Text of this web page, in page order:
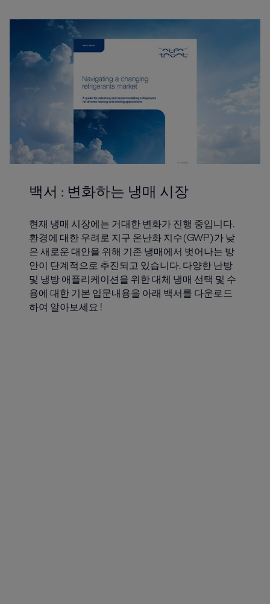
백서 : 변화하는 냉매 시장
현재 냉매 시장에는 거대한 변화가 진행 중입니다.
환경에 대한 우려로 지구 온난화 지수(GWP)가 낮
은 새로운 대안을 위해 기존 냉매에서 벗어나는 방
안이 단계적으로 추진되고 있습니다. 다양한 난방
및 냉방 애플리케이션을 위한 대체 냉매 선택 및 수
용에 대한 기본 입문내용을 아래 백서를 다운로드
하여 알아보세요 !